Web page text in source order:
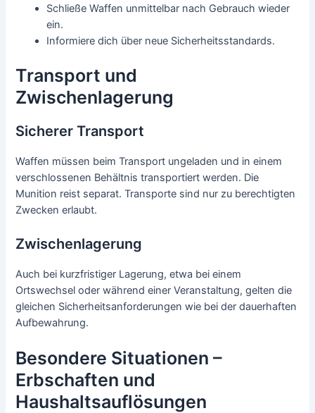
Schließe Waffen unmittelbar nach Gebrauch wieder
ein.
Informiere dich über neue Sicherheitsstandards.
Transport und
Zwischenlagerung
Sicherer Transport
Waffen müssen beim Transport ungeladen und in einem
verschlossenen Behältnis transportiert werden. Die
Munition reist separat. Transporte sind nur zu berechtigten
Zwecken erlaubt.
Zwischenlagerung
Auch bei kurzfristiger Lagerung, etwa bei einem
Ortswechsel oder während einer Veranstaltung, gelten die
gleichen Sicherheitsanforderungen wie bei der dauerhaften
Aufbewahrung.
Besondere Situationen –
Erbschaften und
Haushaltsauflösungen